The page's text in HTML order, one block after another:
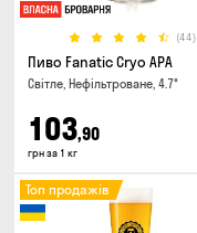
(44)
Пиво Fanatic Cryo APA
Світле, Нефільтроване, 4.7°
103,90
грн за 1 кг
Топ продажів